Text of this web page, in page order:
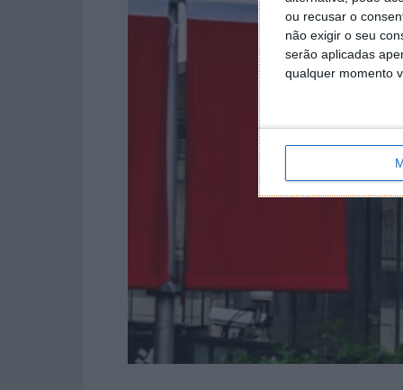
ou recusar o
não exigir o seu
serão aplicadas
qualquer momento